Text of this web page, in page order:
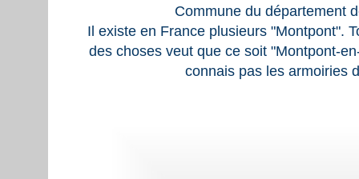
Commune du département
Il existe en France plusieurs "Montpont".
des choses veut que ce soit "Montpont-
connais pas les armoiries